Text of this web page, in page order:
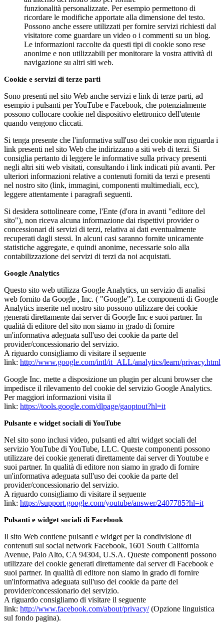
funzionalità personalizzate. Per esempio permettono di
ricordare le modifiche apportate alla dimensione del testo.
Possono anche essere utilizzati per fornire servizi richiesti dal
visitatore come guardare un video o i commenti su un blog.
Le informazioni raccolte da questi tipi di cookie sono rese
anonime e non utilizzabili per monitorare la vostra attività di
navigazione su altri siti web.
Cookie e servizi di terze parti
Sono presenti nel sito Web anche servizi e link di terze parti, ad
esempio i pulsanti per YouTube e Facebook, che potenzialmente
possono collocare cookie nel dispositivo elettronico dell'utente
quando vengono cliccati.
Si tenga presente che l'informativa sull'uso dei cookie non riguarda i
link presenti nel sito Web che indirizzano a siti web di terzi. Si
consiglia pertanto di leggere le informative sulla privacy presenti
negli altri siti web visitati, consultando i link indicati più avanti. Per
ulteriori informazioni relative a contenuti forniti da terzi e presenti
nel nostro sito (link, immagini, componenti multimediali, ecc),
leggere attentamente i paragrafi seguenti.
Si desidera sottolineare come, l'Ente (d'ora in avanti "editore del
sito"), non riceva alcuna informazione dai rispettivi provider o
concessionari di servizi di terzi, relativa ai dati eventualmente
recuperati dagli stessi. In alcuni casi saranno fornite unicamente
statistiche aggregate, e quindi anonime, necessarie solo alla
contabilizzazione dei servizi di terzi da noi acquistati.
Google Analytics
Questo sito web utilizza Google Analytics, un servizio di analisi
web fornito da Google , Inc. ( "Google"). Le componenti di Google
Analytics inserite nel nostro sito possono utilizzare dei cookie
generati direttamente dai server di Google Inc e suoi partner. In
qualità di editore del sito non siamo in grado di fornire
un'informativa adeguata sull'uso dei cookie da parte del
provider/concessionario del servizio.
A riguardo consigliamo di visitare il seguente
link: http://www.google.com/intl/it_ALL/analytics/learn/privacy.html
Google Inc. mette a disposizione un plugin per alcuni browser che
impedisce il rilevamento del cookie del servizio Google Analytics.
Per maggiori informazioni visita il
link: https://tools.google.com/dlpage/gaoptout?hl=it
Pulsante e widget sociali di YouTube
Nel sito sono inclusi video, pulsanti ed altri widget sociali del
servizio YouTube di YouTube, LLC. Queste componenti possono
utilizzare dei cookie generati direttamente dai server di Youtube e
suoi partner. In qualità di editore non siamo in grado di fornire
un'informativa adeguata sull'uso dei cookie da parte del
provider/concessionario del servizio.
A riguardo consigliamo di visitare il seguente
link: https://support.google.com/youtube/answer/2407785?hl=it
Pulsanti e widget sociali di Facebook
Il sito Web contiene pulsanti e widget per la condivisione di
contenuti sul social network Facebook, 1601 South California
Avenue, Palo Alto, CA 94304, U.S.A. Queste componenti possono
utilizzare dei cookie generati direttamente dai server di Facebook e
suoi partner. In qualità di editore non siamo in grado di fornire
un'informativa adeguata sull'uso dei cookie da parte del
provider/concessionario del servizio.
A riguardo consigliamo di visitare il seguente
link: http://www.facebook.com/about/privacy/(Opzione linguistica
sul fondo pagina).